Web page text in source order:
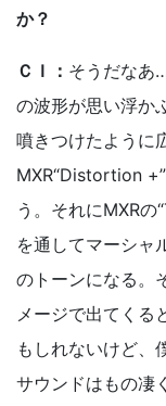
か？
ＣＩ： そうだなあ
の波形が思い浮か
噴きつけたように
MXR“Distortion
う。それにMXRの
を通してマーシャ
のトーンになる。
メージで出てくる
もしれないけど、
サウンドはもの凄